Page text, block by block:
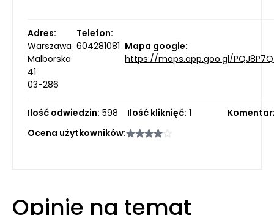
Adres:
Warszawa
Malborska
41
03-286
Telefon:
604281081 Mapa google:
https://maps.app.goo.gl/
Ilość odwiedzin: 598 Ilość kliknięć: 1
Ocena użytkowników:
Opinie na temat